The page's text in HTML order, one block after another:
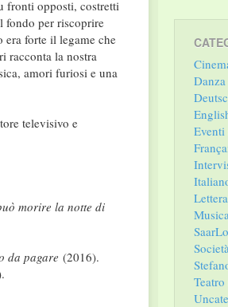
fronti opposti, costretti
per riscoprire
forte il legame che
racconta la nostra
amori furiosi e una
televisivo e
morire la notte di
da pagare (2016).
Danza
Eventi
Teatro